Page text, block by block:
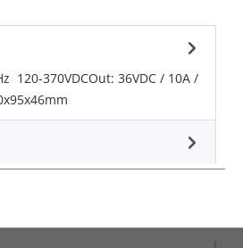
120-370VDCOut: 36VDC / 10A /